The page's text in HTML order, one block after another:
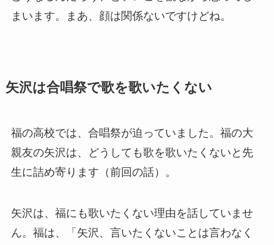
まいます。まあ、顔は関係ないですけどね。
矢沢は合唱祭で歌を歌いたくない
福の高校では、合唱祭が迫っていました。福の大
親友の矢沢は、どうしても歌を歌いたくないと先
生に詰め寄ります（前回の話）。
矢沢は、福にも歌いたくない理由を話していませ
ん。福は、「矢沢、言いたくないことは言わなく